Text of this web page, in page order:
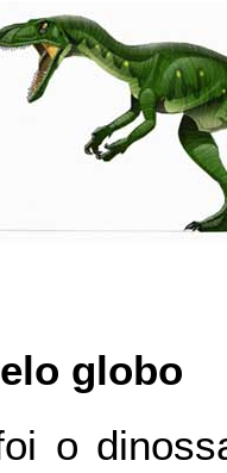
globo
o